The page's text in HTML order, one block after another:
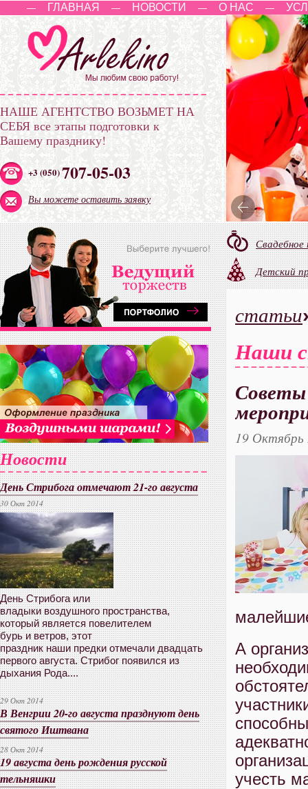
— ГЛАВНАЯ — НОВОСТИ — О НАС —
НАШЕ АГЕНТСТВО ВОЗЬМЕТ НА
СЕБЯ все этапы подготовки к
Вашему празднику!
+3 (050)707-05-03
Вы можете оставить заявку
Детский
статьи
Наши
Советы
19 Октябрь
А
учесть
Новости
День Стрибога отмечают 21-го августа
30 Окт 2014
День Стрибога или
владыки воздушного пространства,
который является повелителем
бурь и ветров, этот
праздник наши предки отмечали двадцать
первого августа. Стрибог появился из
дыхания Рода....
29 Окт 2014
В Венгрии 20-го августа празднуют день
святого Иштвана
28 Окт 2014
19 августа день рождения русской
тельняшки